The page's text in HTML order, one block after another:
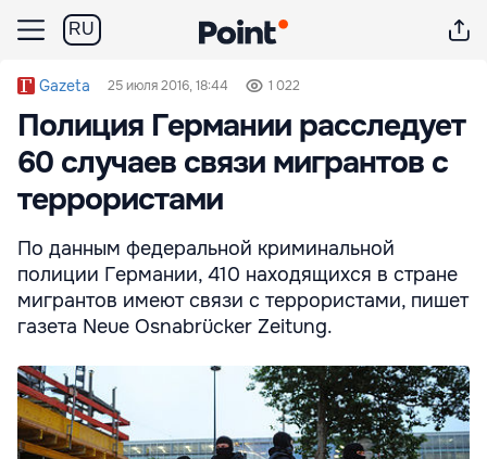
RU
Gazeta 25 июля 2016, 18:44 1 022
Полиция Германии расследует
60 случаев связи мигрантов с
террористами
По данным федеральной криминальной
полиции Германии, 410 находящихся в стране
мигрантов имеют связи с террористами, пишет
газета Neue Osnabrücker Zeitung.